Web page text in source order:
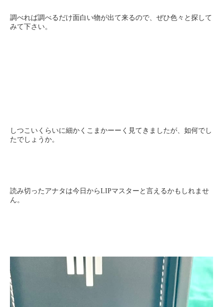
調べれば調べるだけ面白い物が出て来るので、ぜひ色々と探して
みて下さい。
しつこいくらいに細かくこまかーーく見てきましたが、如何でし
たでしょうか。
読み切ったアナタは今日からLIPマスターと言えるかもしれませ
ん。